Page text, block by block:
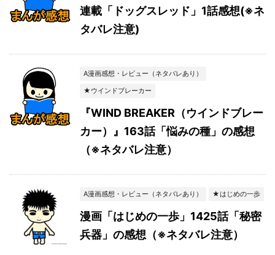
連載「ドッグスレッド」1話感想(※ネ
タバレ注意)
A漫画感想・レビュー（ネタバレあり）
★ウインドブレーカー
『WIND BREAKER（ウインドブレー
カー）』163話「悩みの種」の感想
（※ネタバレ注意）
A漫画感想・レビュー（ネタバレあり） ★はじめの一歩
漫画「はじめの一歩」1425話「秘密
兵器」の感想（※ネタバレ注意）